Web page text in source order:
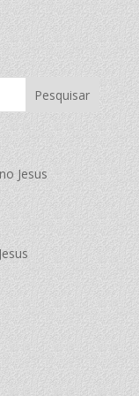
Jesus